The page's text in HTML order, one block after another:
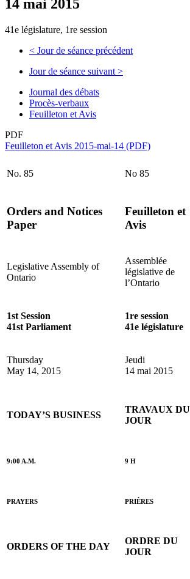
14 mai 2015
41e législature, 1re session
< Jour de séance précédent
Jour de séance suivant >
Journal des débats
Procès-verbaux
Feuilleton et Avis
PDF
Feuilleton et Avis 2015-mai-14 (PDF)
No. 85 No 85
Orders and Notices
Paper
Feuilleton et
Avis
Legislative Assembly of
Ontario
Assemblée
législative de
l’Ontario
1st Session
41st Parliament
1re session
41e législature
Thursday
May 14, 2015
Jeudi
14 mai 2015
TODAY’S BUSINESS
TRAVAUX DU
JOUR
9:00 A.M. 9 H
PRAYERS PRIÈRES
ORDERS OF THE DAY
ORDRE DU
JOUR